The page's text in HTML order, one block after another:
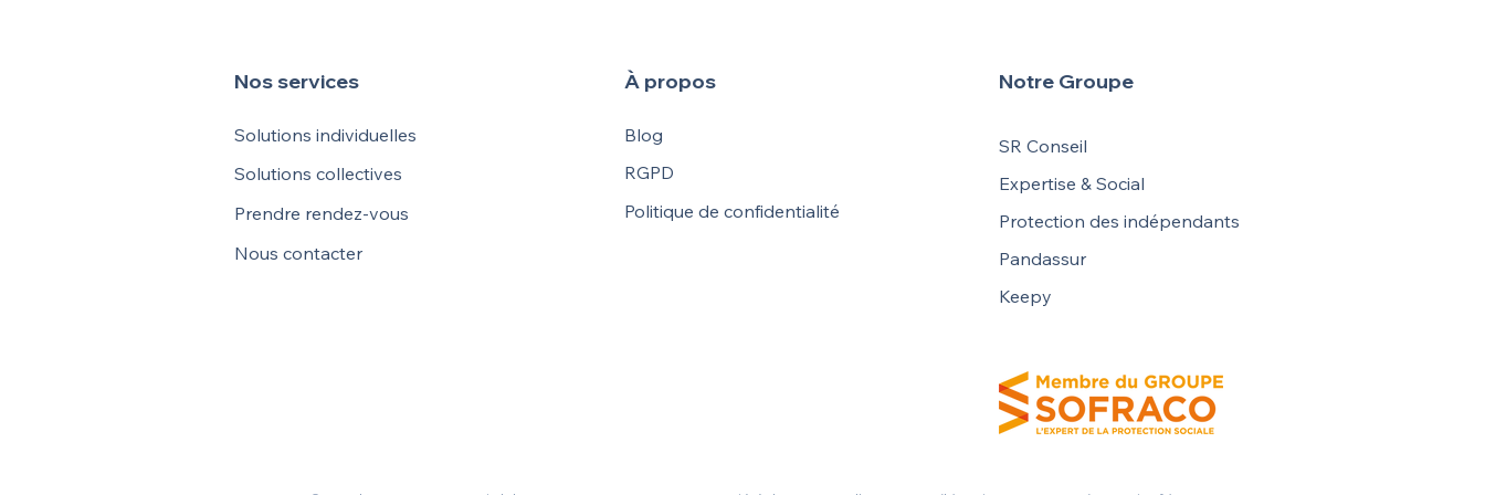
Nos services
Solutions individuelles
Solutions collectives
Prendre rendez-vous
À propos
Blog
RGPD
Politique de confidentialité
Nous contacter
Notre Groupe
SR Conseil
Expertise & Social
Protection des indépendants
Pandassur
Keepy